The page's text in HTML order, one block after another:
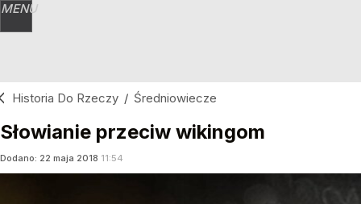
MENU
Historia Do Rzeczy / Średniowiecze
Słowianie przeciw wikingom
Dodano: 22 maja 2018 11:54